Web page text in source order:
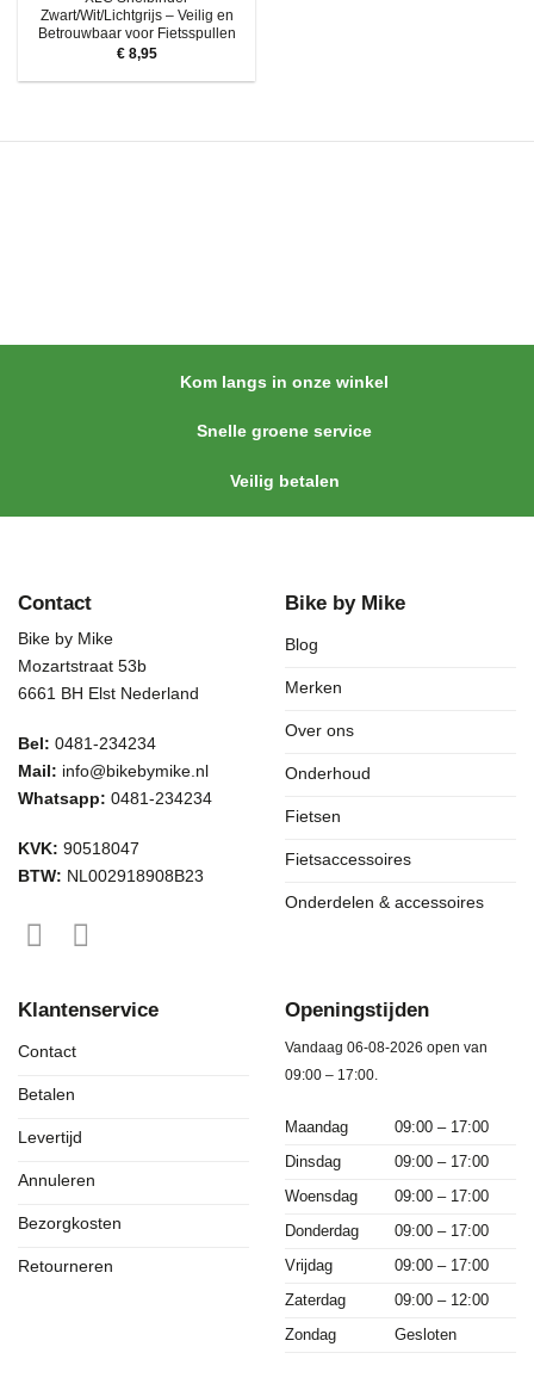
Zwart/Wit/Lichtgrijs – Veilig en
Betrouwbaar voor Fietsspullen
€8,95
Kom langs in onze winkel
Snelle groene service
Veilig betalen
Contact
Bike by Mike
Mozartstraat 53b
6661 BH Elst Nederland
Bel: 0481-234234
Mail: info@bikebymike.nl
Whatsapp: 0481-234234
KVK: 90518047
BTW: NL002918908B23
Bike by Mike
Blog
Merken
Over ons
Onderhoud
Fietsen
Fietsaccessoires
Onderdelen & accessoires
Klantenservice
Contact
Betalen
Levertijd
Annuleren
Bezorgkosten
Retourneren
Openingstijden
Vandaag 06-08-2026 open van
09:00 – 17:00.
Maandag
09:00 – 17:00
Dinsdag
09:00 – 17:00
Woensdag
09:00 – 17:00
Donderdag
09:00 – 17:00
Vrijdag
09:00 – 17:00
Zaterdag
09:00 – 12:00
Zondag
Gesloten